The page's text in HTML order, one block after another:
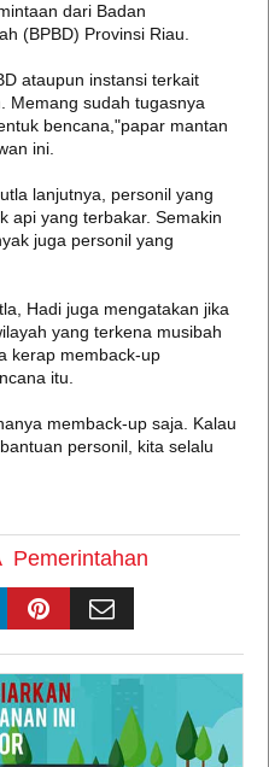
dari Badan
(BPBD) Provinsi Riau.
ataupun instansi terkait
Memang sudah tugasnya
bencana,"papar mantan
ini.
lanjutnya, personil yang
api yang terbakar. Semakin
juga personil yang
Hadi juga mengatakan jika
yang terkena musibah
kerap memback-up
itu.
memback-up saja. Kalau
personil, kita selalu
Pemerintahan